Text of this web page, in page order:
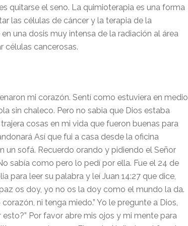
quitarse el seno. La quimioterapia es una forma
las células de cáncer y la terapia de la
una dosis muy intensa de la radiación al área
células cancerosas.
mi corazón. Sentí como estuviera en medio
sin chaleco. Pero no sabia que Dios estaba
cosas en mi vida que fueron buenas para
Así que fui a casa desde la oficina
un sofá. Recuerdo orando y pidiendo el Señor
sabía como pero lo pedí por ella. Fue el 24 de
para leer su palabra y leí Juan 14:27 que dice,
os doy, yo no os la doy como el mundo la da.
ni tenga miedo.” Yo le pregunte a Dios,
esto?” Por favor abre mis ojos y mi mente para